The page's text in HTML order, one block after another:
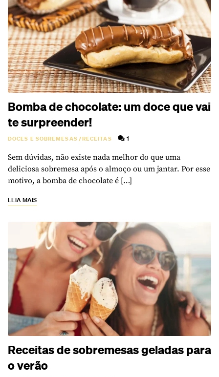
Bomba de chocolate: um doce que vai
te surpreender!
DOCES E SOBREMESAS/RECEITAS 1
Sem dúvidas, não existe nada melhor do que uma
deliciosa sobremesa após o almoço ou um jantar. Por esse
motivo, a bomba de chocolate é […]
LEIA MAIS
Receitas de sobremesas geladas para
o verão